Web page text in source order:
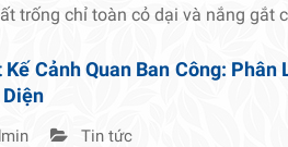
trống chỉ toàn cỏ dại và nắng gắt
Cảnh Quan Ban Công:
Diện
Tin tức